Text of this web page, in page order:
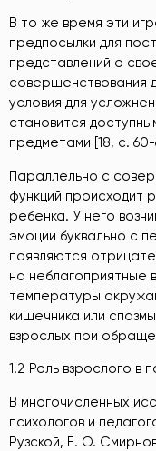
В то же время эти
предпосылки для
представлений о
совершенствования
условия для
становится
предметами [18, с. 60-
Параллельно с
функций происходит
ребенка. У него
эмоции буквально с
появляются
на неблагоприятные
температуры
кишечника или
взрослых при
1.2 Роль взрослого в
В многочисленных
психологов и
Рузской, Е. О.